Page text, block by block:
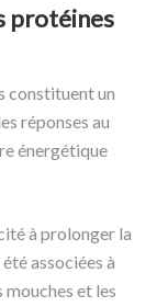
protéines
constituent un
réponses au
énergétique
à prolonger la
associées à
mouches et les